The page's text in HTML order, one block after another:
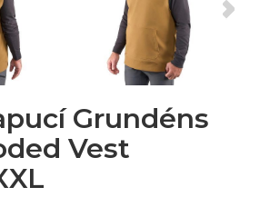
Grundéns
Vest